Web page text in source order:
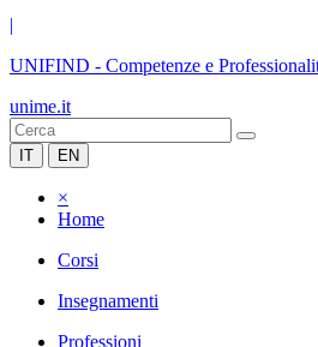
|
UNIFIND - Competenze e
unime.it
IT EN
×
Home
Corsi
Insegnamenti
Professioni